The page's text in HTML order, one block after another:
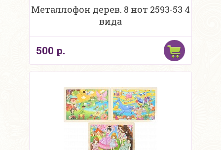
Металлофон дерев. 8 нот 2593-53 4
вида
500 р.